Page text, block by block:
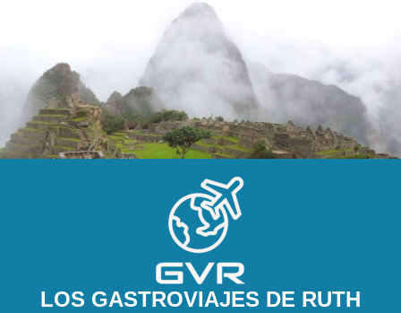
LOS GASTROVIAJES DE RUTH